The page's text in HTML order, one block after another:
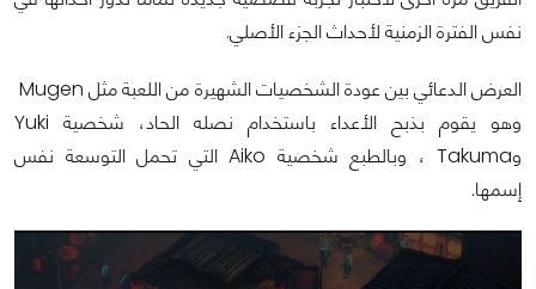
نفس الفترة الزمنية لأحداث الجزء الأصلي.
العرض الدعائي بين عودة الشخصيات الشهيرة من اللعبة مثل Mugen
وهو يقوم بذبح الأعداء باستخدام نصله الحاد، شخصية Yuki
وTakuma ، وبالطبع شخصية Aiko التي تحمل التوسعة نفس
إسمها.